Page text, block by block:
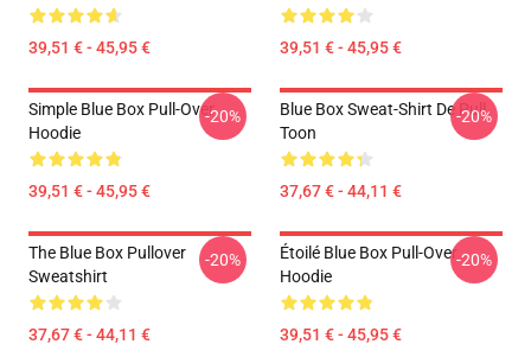
39,51 € - 45,95 € 39,51 € - 45,95 €
Simple Blue Box Pull-Over
Hoodie
39,51 € - 45,95 €
-20%
Blue Box Sweat-Shirt De Pull
Toon
37,67 € - 44,11 €
-20%
The Blue Box Pullover
Sweatshirt
37,67 € - 44,11 €
-20%
Étoilé Blue Box Pull-Over
Hoodie
39,51 € - 45,95 €
-20%